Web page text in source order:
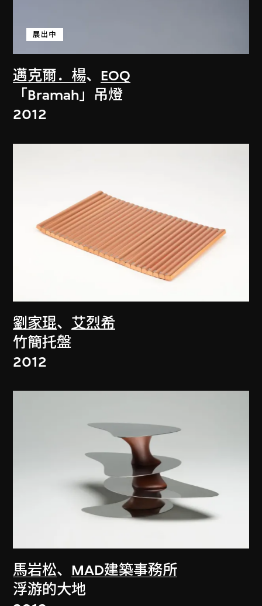
邁克爾．楊、 EOQ
展出中
「Bramah」吊燈
2012
劉家琨、 艾烈希
竹簡托盤
2012
馬岩松、 MAD建築事務所
浮游的大地